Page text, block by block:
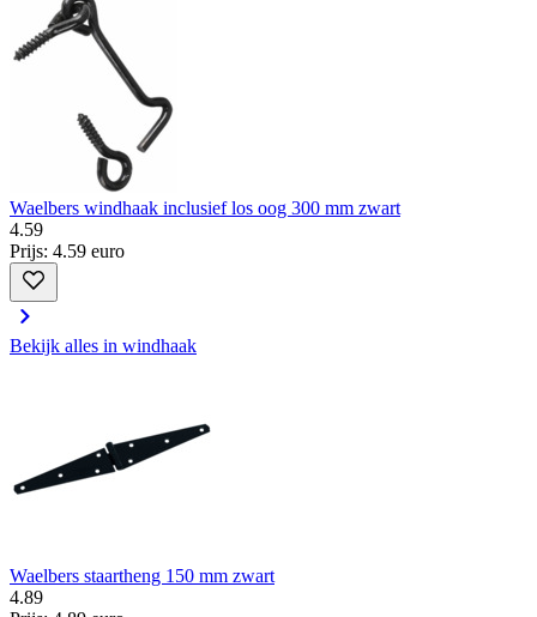
Waelbers windhaak inclusief los oog 300 mm zwart
4.59
Prijs: 4.59 euro
Bekijk alles in windhaak
Waelbers staartheng 150 mm zwart
4.89